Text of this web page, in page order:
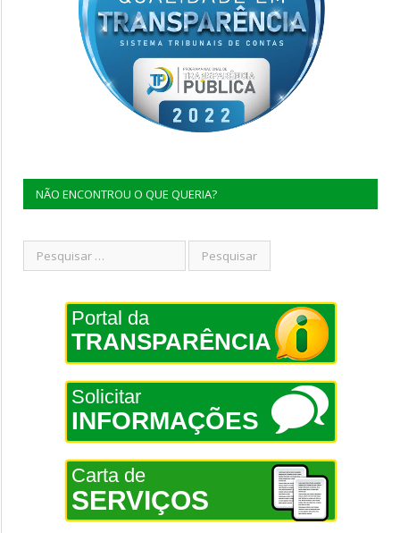
NÃO ENCONTROU O QUE QUERIA?
Portal da
TRANSPARÊNCIA
Solicitar
INFORMAÇÕES
Carta de
SERVIÇOS